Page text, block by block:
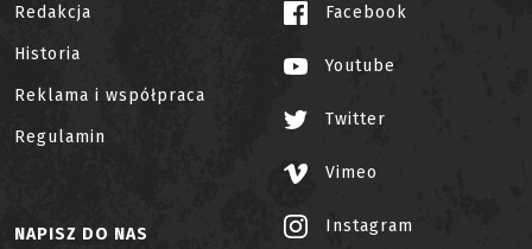
Redakcja
Historia
Reklama i współpraca
Regulamin
Facebook
Youtube
Twitter
Vimeo
Instagram
NAPISZ DO NAS